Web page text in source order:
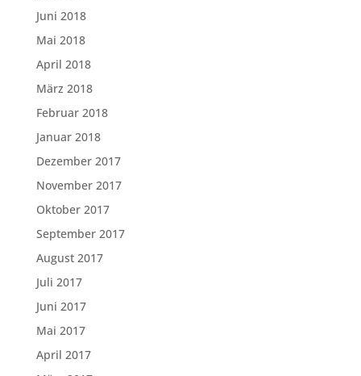
Juni 2018
Mai 2018
April 2018
März 2018
Februar 2018
Januar 2018
Dezember 2017
November 2017
Oktober 2017
September 2017
August 2017
Juli 2017
Juni 2017
Mai 2017
April 2017